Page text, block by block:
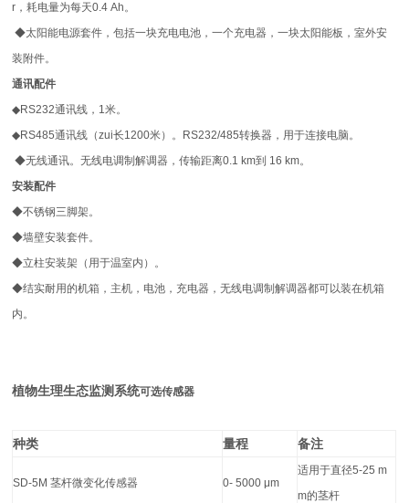
r ，耗电量为每天0.4 Ah。
◆太阳能电源套件，包括一块充电电池，一个充电器，一块太阳能板，室外安
装附件。
通讯配件
◆RS232通讯线， 1米。
◆RS485通讯线 （zui长1200米）。 RS232/485转换器，用于连接电脑。
◆无线通讯。无线电调制解调器，传输距离0.1 km到 16 km。
安装配件
◆不锈钢三脚架。
◆墙壁安装套件。
◆立柱安装架（用于温室内）。
◆结实耐用的机箱，主机，电池，充电器，无线电调制解调器都可以装在机箱
内。
植物生理生态监测系统可选传感器
种类 量程 备注
SD-5M茎杆微变化传感器 0- 5000μm
适用于直径5-25 m
m的茎杆